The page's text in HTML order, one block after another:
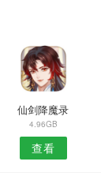
仙剑降魔录
4.96GB
查看